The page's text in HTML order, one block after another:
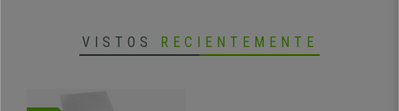
VISTOS RECIENTEMENTE